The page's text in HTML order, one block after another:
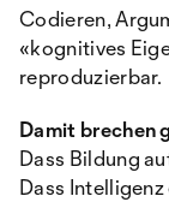
Codieren,
«kognitives
reproduzierbar.
Damit brechen
Dass Bildung
Dass